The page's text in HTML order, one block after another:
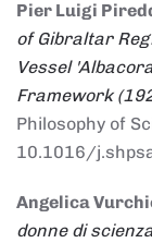
Pier Luigi
of Gibraltar
Vessel
Framework
Philosophy of
10.1016/
Angelica
donne di